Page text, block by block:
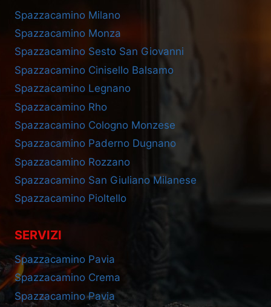
Spazzacamino Milano
Spazzacamino Monza
Spazzacamino Sesto San Giovanni
Spazzacamino Cinisello Balsamo
Spazzacamino Legnano
Spazzacamino Rho
Spazzacamino Cologno Monzese
Spazzacamino Paderno Dugnano
Spazzacamino Rozzano
Spazzacamino San Giuliano Milanese
Spazzacamino Pioltello
SERVIZI
Spazzacamino Pavia
Spazzacamino Crema
Spazzacamino Pavia